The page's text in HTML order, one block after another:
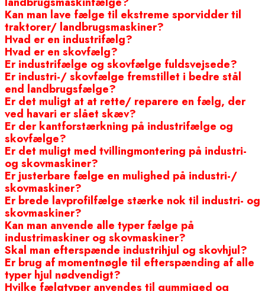
Kan man lave fælge til ekstreme sporvidder til
traktorer/ landbrugsmaskiner?
Hvad er en industrifælg?
Hvad er en skovfælg?
Er industrifælge og skovfælge fuldsvejsede?
Er industri-/ skovfælge fremstillet i bedre stål
end landbrugsfælge?
Er det muligt at at rette/ reparere en fælg, der
ved havari er slået skæv?
Er der kantforstærkning på industrifælge og
skovfælge?
Er det muligt med tvillingmontering på industri-
og skovmaskiner?
Er justerbare fælge en mulighed på industri-/
skovmaskiner?
Er brede lavprofilfælge stærke nok til industri- og
skovmaskiner?
Kan man anvende alle typer fælge på
industrimaskiner og skovmaskiner?
Skal man efterspænde industrihjul og skovhjul?
Er brug af momentnøgle til efterspænding af alle
typer hjul nødvendigt?
Hvilke fælgtyper anvendes til gummiged og